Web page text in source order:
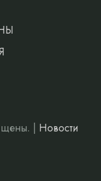
| Новости